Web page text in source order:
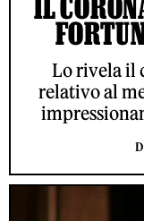
IL
Lo rivela il
relativo al